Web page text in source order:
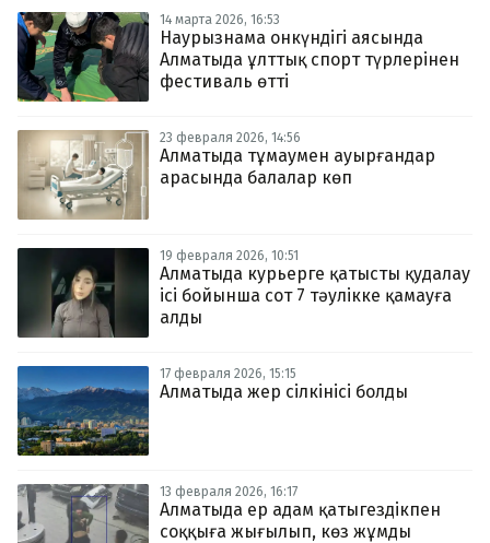
Пошта
zhasalash100@gmail.com
14 марта 2026, 16:53
Наурызнама онкүндігі аясында
Алматыда ұлттық спорт түрлерінен
фестиваль өтті
23 февраля 2026, 14:56
Алматыда тұмаумен ауырғандар
арасында балалар көп
19 февраля 2026, 10:51
Алматыда курьерге қатысты қудалау
ісі бойынша сот 7 тәулікке қамауға
алды
17 февраля 2026, 15:15
Алматыда жер сілкінісі болды
13 февраля 2026, 16:17
Алматыда ер адам қатыгездікпен
соққыға жығылып, көз жұмды